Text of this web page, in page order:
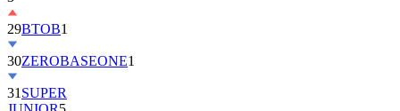
29BTOB1
30ZEROBASEONE1
31 SUPER